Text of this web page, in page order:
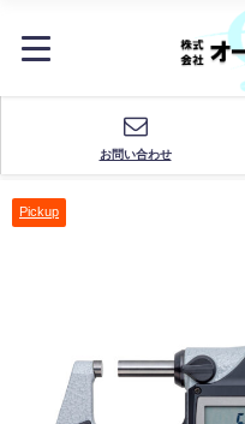
お問い合わせ
Pickup